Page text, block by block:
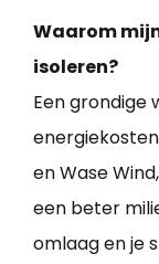
Waarom
isoleren?
Een grondige
en Wase
een beter
omlaag en je